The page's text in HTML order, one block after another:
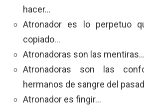
hacer…
Atronador es lo perpetuo
copiado…
Atronadoras son las mentiras…
Atronadoras son las
hermanos de sangre del
Atronador es fingir…